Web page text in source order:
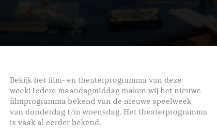
Bekijk het film- en theaterprogramma van deze
week! Iedere maandagmiddag maken wij het nieuwe
filmprogramma bekend van de nieuwe speelweek
van donderdag t/m woensdag. Het theaterprogramma
is vaak al eerder bekend.